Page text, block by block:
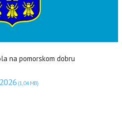
na pomorskom dobru